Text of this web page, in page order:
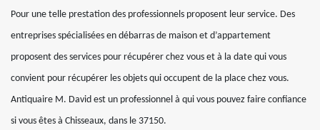
Pour une telle prestation des professionnels proposent leur service. Des
entreprises spécialisées en débarras de maison et d’appartement
proposent des services pour récupérer chez vous et à la date qui vous
convient pour récupérer les objets qui occupent de la place chez vous.
Antiquaire M. David est un professionnel à qui vous pouvez faire confiance
si vous êtes à Chisseaux, dans le 37150.